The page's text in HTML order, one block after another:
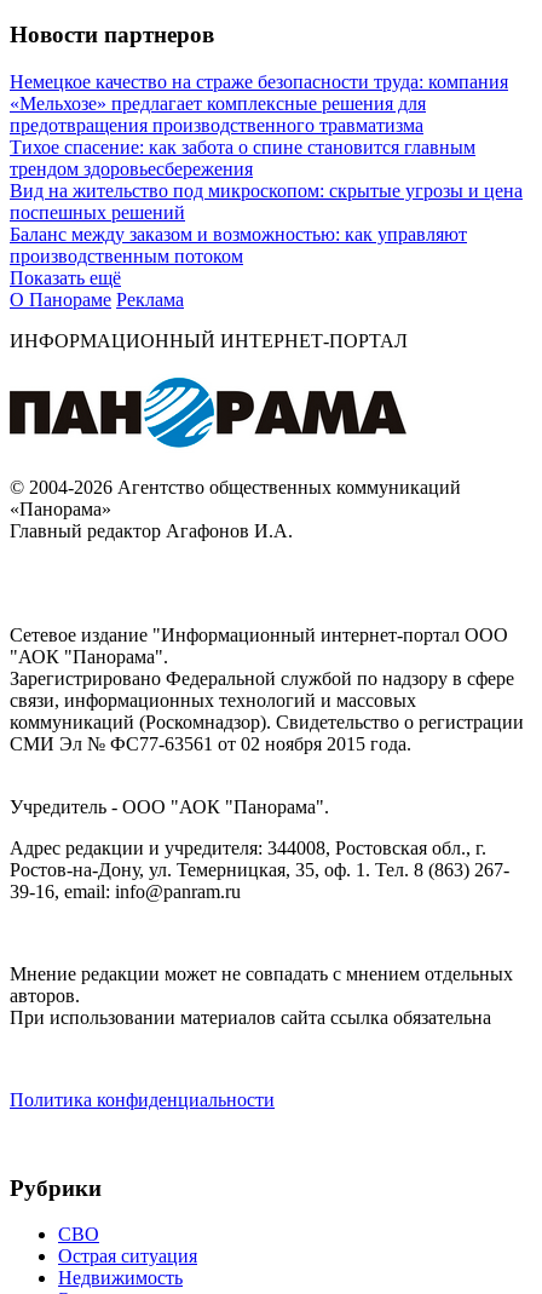
Новости партнеров
Немецкое качество на страже безопасности труда: компания
«Мельхозе» предлагает комплексные решения для
предотвращения производственного травматизма
Тихое спасение: как забота о спине становится главным
трендом здоровьесбережения
Вид на жительство под микроскопом: скрытые угрозы и цена
поспешных решений
Баланс между заказом и возможностью: как управляют
производственным потоком
Показать ещё
О Панораме Реклама
ИНФОРМАЦИОННЫЙ ИНТЕРНЕТ-ПОРТАЛ
© 2004-2026 Агентство общественных коммуникаций
«Панорама»
Главный редактор Агафонов И.А.
Сетевое издание "Информационный интернет-портал ООО
"АОК "Панорама".
Зарегистрировано Федеральной службой по надзору в сфере
связи, информационных технологий и массовых
коммуникаций (Роскомнадзор). Cвидетельство о регистрации
СМИ Эл № ФС77-63561 от 02 ноября 2015 года.
Учредитель - ООО "АОК "Панорама".
Адрес редакции и учредителя: 344008, Ростовская обл., г.
Ростов-на-Дону, ул. Темерницкая, 35, оф. 1. Тел. 8 (863) 267-
39-16, email: info@panram.ru
Мнение редакции может не совпадать с мнением отдельных
авторов.
При использовании материалов сайта ссылка обязательна
Политика конфиденциальности
Рубрики
СВО
Острая ситуация
Недвижимость